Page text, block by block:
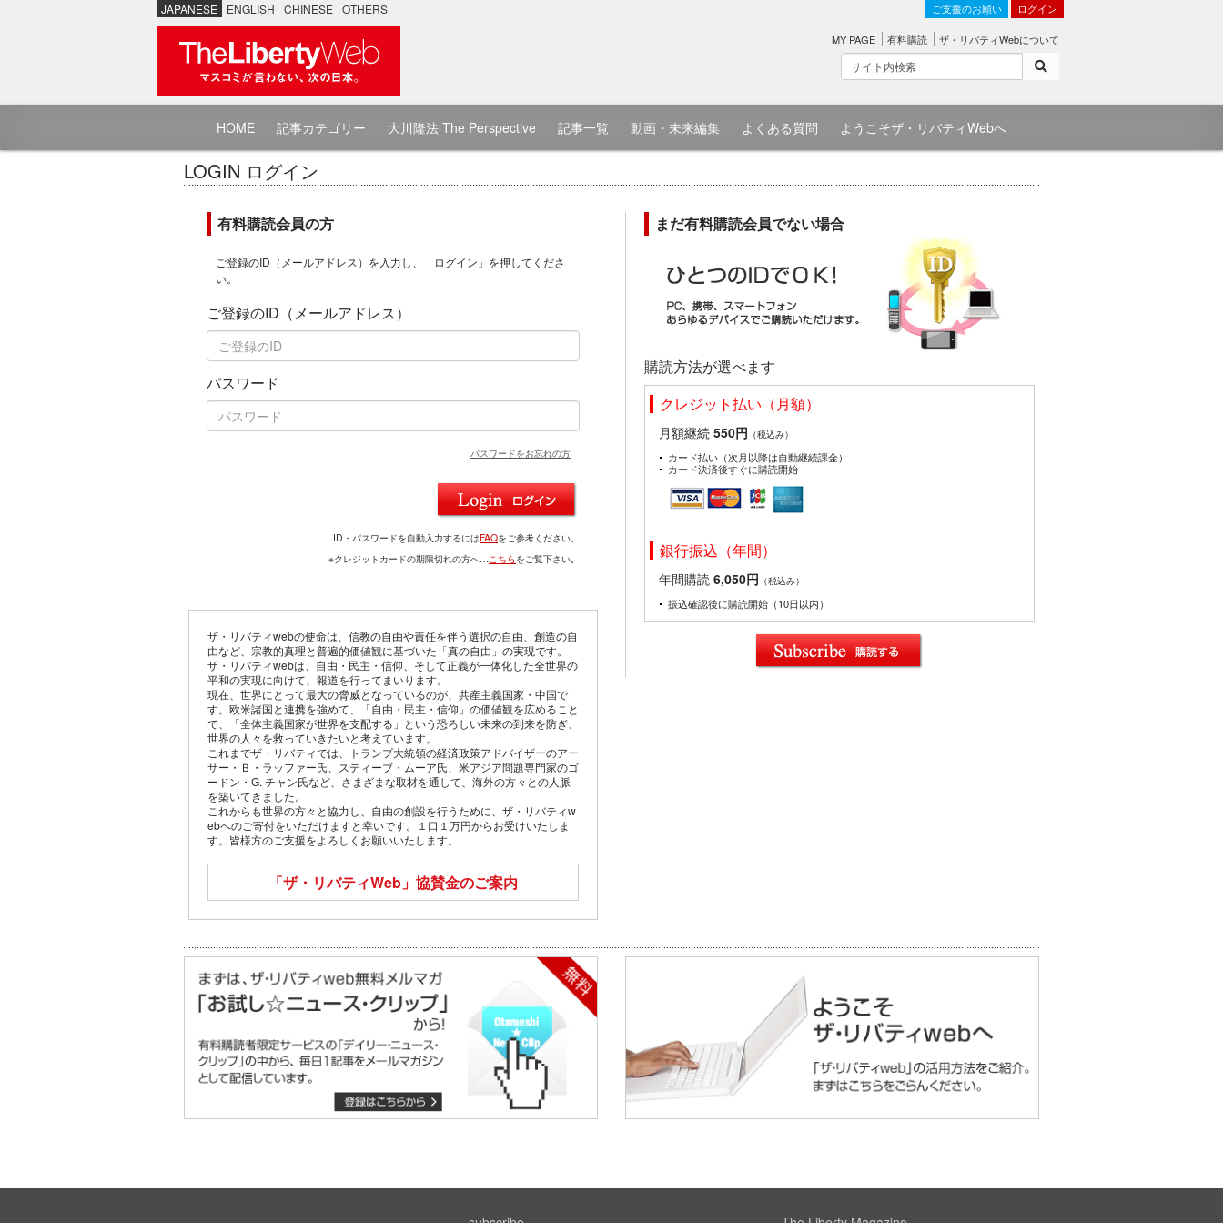
JAPANESE ENGLISH CHINESE OTHERS ご支援のお願い ログイン
MY PAGE 有料購読 ザ・リバティWebについて
HOME 記事カテゴリー 大川隆法 The Perspective 記事一覧 動画・未来編集 よくある質問 ようこそザ・リバティWebへ
LOGIN ログイン
有料購読会員の方
ご登録のID（メールアドレス）を入力し、「ログイン」を押してくださ
い。
ご登録のID（メールアドレス）
パスワード
パスワードをお忘れの方
ID・パスワードを自動入力するにはFAQをご参考ください。
※クレジットカードの期限切れの方へ…こちらをご覧下さい。
ザ・リバティwebの使命は、信教の自由や責任を伴う選択の自由、創造の自
由など、宗教的真理と普遍的価値観に基づいた「真の自由」の実現です。
ザ・リバティwebは、自由・民主・信仰、そして正義が一体化した全世界の
平和の実現に向けて、報道を行ってまいります。
現在、世界にとって最大の脅威となっているのが、共産主義国家・中国で
す。欧米諸国と連携を強めて、「自由・民主・信仰」の価値観を広めること
で、「全体主義国家が世界を支配する」という恐ろしい未来の到来を防ぎ、
世界の人々を救っていきたいと考えています。
これまでザ・リバティでは、トランプ大統領の経済政策アドバイザーのアー
サー・Ｂ・ラッファー氏、スティーブ・ムーア氏、米アジア問題専門家のゴ
ードン・G. チャン氏など、さまざまな取材を通して、海外の方々との人脈
を築いてきました。
これからも世界の方々と協力し、自由の創設を行うために、ザ・リバティw
ebへのご寄付をいただけますと幸いです。１口１万円からお受けいたしま
す。皆様方のご支援をよろしくお願いいたします。
「ザ・リバティWeb」 協賛金のご案内
まだ有料購読会員でない場合
購読方法が選べます
クレジット払い（月額）
月額継続 550円 （税込み）
カード払い（次月以降は自動継続課金）
カード決済後すぐに購読開始
銀行振込（年間）
年間購読 6,050円 （税込み）
振込確認後に購読開始（10日以内）